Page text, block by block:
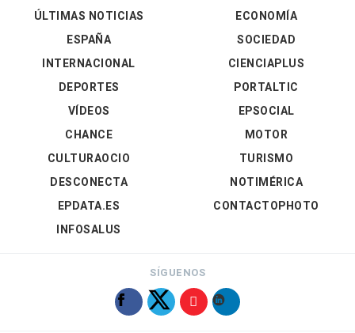
ÚLTIMAS NOTICIAS
ESPAÑA
INTERNACIONAL
DEPORTES
VÍDEOS
ECONOMÍA
SOCIEDAD
CIENCIAPLUS
PORTALTIC
EPSOCIAL
CHANCE
CULTURAOCIO
DESCONECTA
EPDATA.ES
INFOSALUS
MOTOR
TURISMO
NOTIMÉRICA
CONTACTOPHOTO
SÍGUENOS